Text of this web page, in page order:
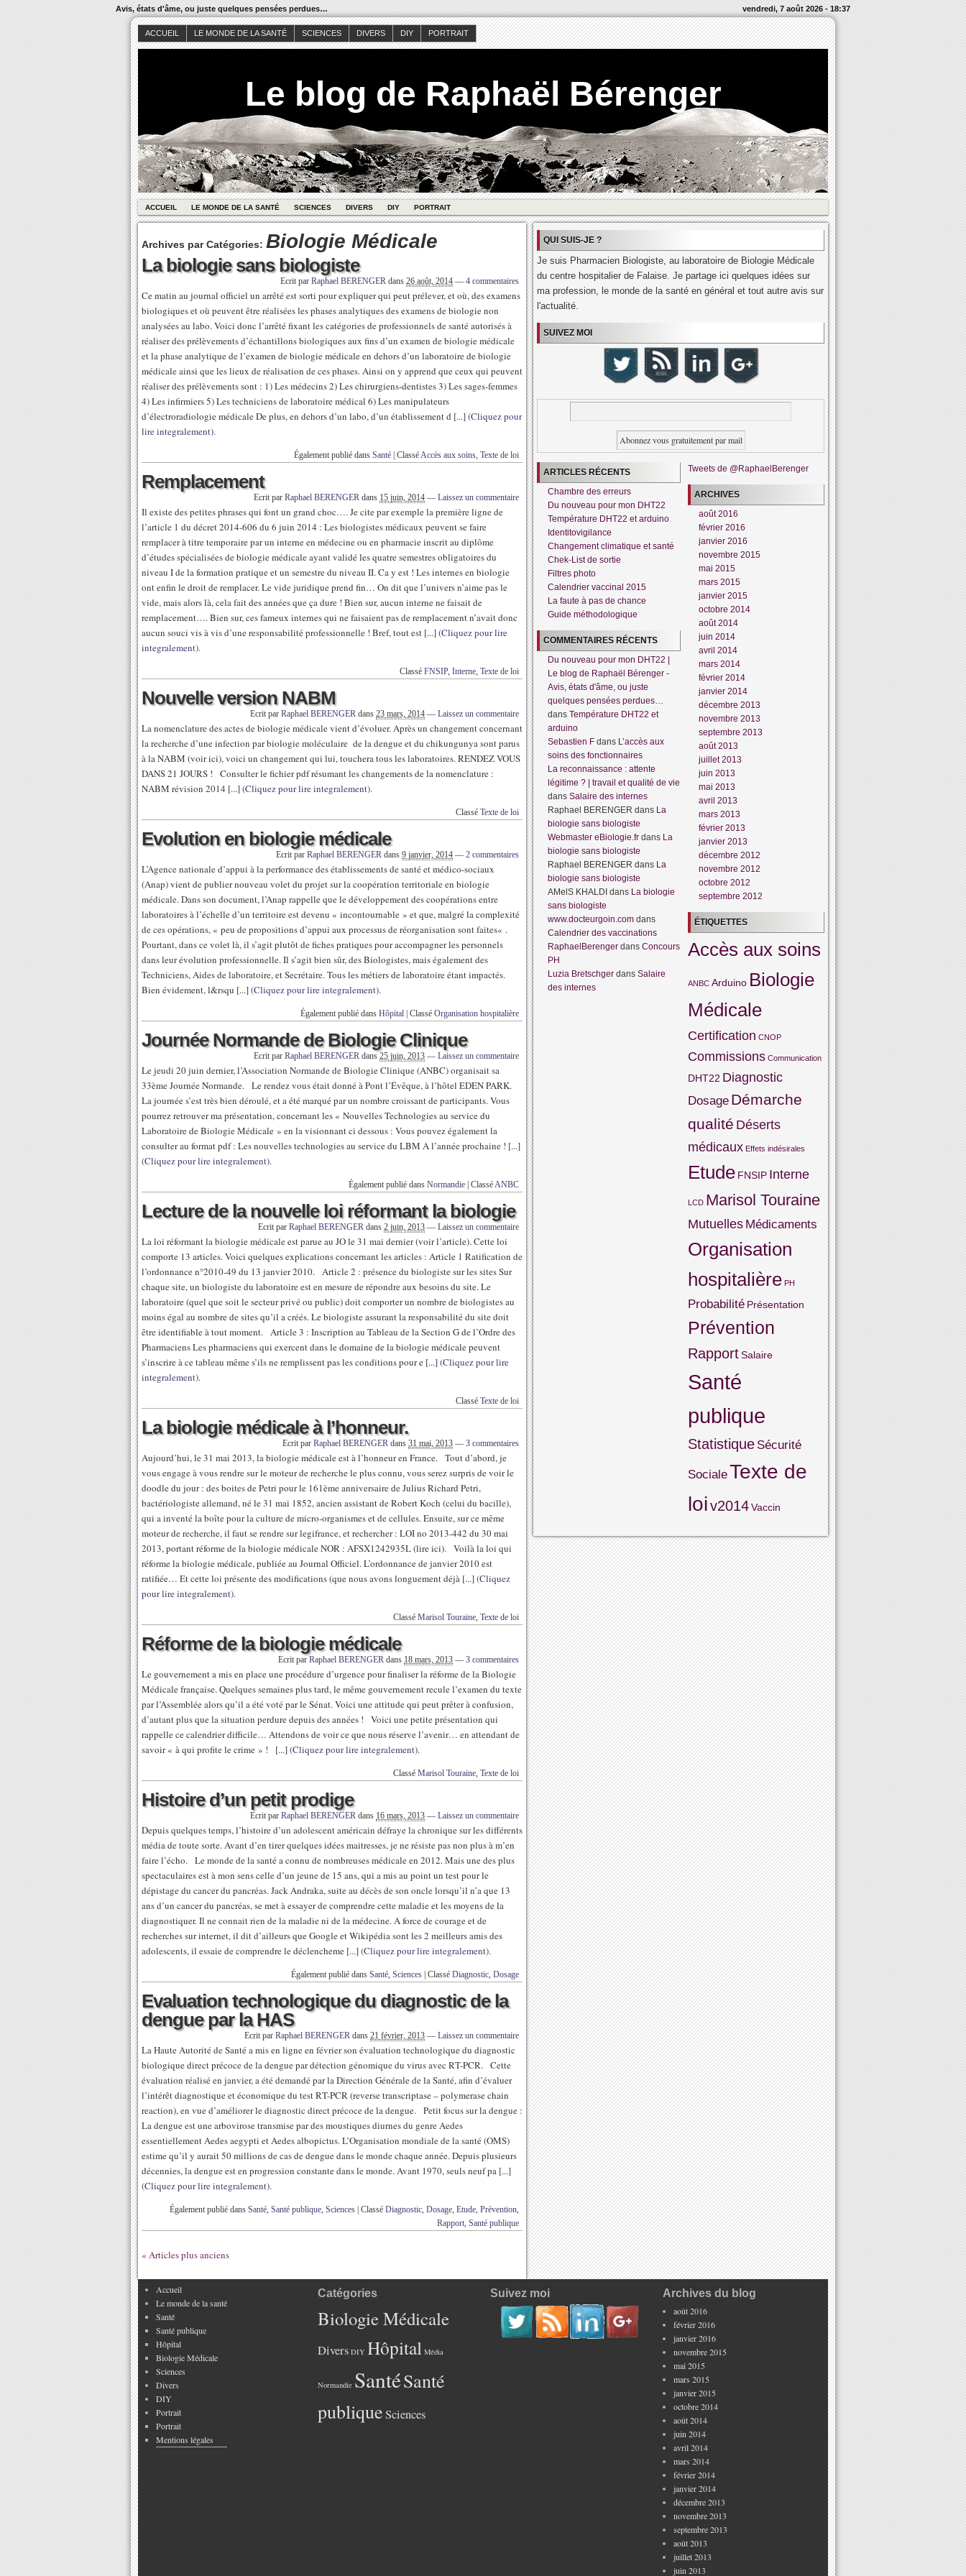
Avis, états d'âme, ou juste quelques pensées perdues… vendredi, 7 août 2026 - 18:37
ACCUEIL LE MONDE DE LA SANTÉ SCIENCES DIVERS DIY PORTRAIT
Le blog de Raphaël Bérenger
ACCUEIL LE MONDE DE LA SANTÉ SCIENCES DIVERS DIY PORTRAIT
Archives par Catégories: Biologie Médicale
La biologie sans biologiste
Ecrit par Raphael BERENGER dans 26 août, 2014 — 4 commentaires
Ce matin au journal officiel un arrêté est sorti pour expliquer qui peut prélever, et où, des examens
biologiques et où peuvent être réalisées les phases analytiques des examens de biologie non
analysées au labo. Voici donc l’arrêté fixant les catégories de professionnels de santé autorisés à
réaliser des prélèvements d’échantillons biologiques aux fins d’un examen de biologie médicale
et la phase analytique de l’examen de biologie médicale en dehors d’un laboratoire de biologie
médicale ainsi que les lieux de réalisation de ces phases. Ainsi on y apprend que ceux qui peuvent
réaliser des prélèvements sont : 1) Les médecins 2) Les chirurgiens-dentistes 3) Les sages-femmes
4) Les infirmiers 5) Les techniciens de laboratoire médical 6) Les manipulateurs
d’électroradiologie médicale De plus, en dehors d’un labo, d’un établissement d [...](Cliquez pour
lire integralement).
Également publié dans Santé ClasséAccès aux soins, Texte de loi
Remplacement
Ecrit par Raphael BERENGER dans 15 juin, 2014 — Laissez un commentaire
Il existe des petites phrases qui font un grand choc…. Je cite par exemple la première ligne de
l’article 1 du décret 2014-606 du 6 juin 2014 : Les biologistes médicaux peuvent se faire
remplacer à titre temporaire par un interne en médecine ou en pharmacie inscrit au diplôme
d’études spécialisées de biologie médicale ayant validé les quatre semestres obligatoires du
niveau I de la formation pratique et un semestre du niveau II. Ca y est ! Les internes en biologie
ont enfin le droit de remplacer. Le vide juridique prend fin… On dit que l’univers n’aime pas le
vide, mais alors là, cela fait des années que ça dure ! Bien sur, aucun interne ne faisait de
remplacement…. Bien sur, ces fameux internes qui ne faisaient pas de remplacement n’avait donc
aucun souci vis à vis d’une responsabilité professionnelle ! Bref, tout est [...](Cliquez pour lire
integralement).
Classé FNSIP, Interne, Texte de loi
Nouvelle version NABM
Ecrit par Raphael BERENGER dans 23 mars, 2014 — Laissez un commentaire
La nomenclature des actes de biologie médicale vient d’évoluer. Après un changement concernant
la recherche d’une infection par biologie moléculaire de la dengue et du chikungunya sont parus
à la NABM (voir ici), voici un changement qui lui, touchera tous les laboratoires. RENDEZ VOUS
DANS 21 JOURS ! Consulter le fichier pdf résumant les changements de la nomenclature :
NABM révision 2014 [...](Cliquez pour lire integralement).
Classé Texte de loi
Evolution en biologie médicale
Ecrit par Raphael BERENGER dans 9 janvier, 2014 — 2 commentaires
L’Agence nationale d’appui à la performance des établissements de santé et médico-sociaux
(Anap) vient de publier nouveau volet du projet sur la coopération territoriale en biologie
médicale. Dans son document, l’Anap rappelle que le développement des coopérations entre
laboratoires à l’échelle d’un territoire est devenu « incontournable » et que, malgré la complexité
de ces opérations, « peu de propositions d’appui aux processus de réorganisation sont faites« .
Pourtant, dans ce volet là, il s’agit plutôt de fiches pratiques pour accompagner les personnels
dans leur évolution professionnelle. Il s’agit bien sûr, des Biologistes, mais également des
Techniciens, Aides de laboratoire, et Secrétaire. Tous les métiers de laboratoire étant impactés.
Bien évidement, l&rsqu [...](Cliquez pour lire integralement).
Également publié dans Hôpital Classé Organisation hospitalière
Journée Normande de Biologie Clinique
Ecrit par Raphael BERENGER dans 25 juin, 2013 — Laissez un commentaire
Le jeudi 20 juin dernier, l’Association Normande de Biologie Clinique (ANBC) organisait sa
33ème Journée Normande. Le rendez vous était donné à Pont l’Évêque, à l’hôtel EDEN PARK.
La journée s’est très bien déroulé, et a été marqué par un nombre croissant de participants. Vous
pourrez retrouver ma présentation, concernant les « Nouvelles Technologies au service du
Laboratoire de Biologie Médicale » en la visionnant ci dessous : Vous pouvez également la
consulter au format pdf : Les nouvelles technologies au service du LBM A l’année prochaine ! [...]
(Cliquez pour lire integralement).
Également publié dans Normandie ClasséANBC
Lecture de la nouvelle loi réformant la biologie
Ecrit par Raphael BERENGER dans 2 juin, 2013 — Laissez un commentaire
La loi réformant la biologie médicale est parue au JO le 31 mai dernier (voir l’article). Cette loi
comporte 13 articles. Voici quelques explications concernant les articles : Article 1 Ratification de
l’ordonnance n°2010-49 du 13 janvier 2010. Article 2 : présence du biologiste sur les sites Sur
chaque site, un biologiste du laboratoire est en mesure de répondre aux besoins du site. Le
laboratoire (quel que soit le secteur privé ou public) doit comporter un nombre de biologistes au
moins égal au nombre de sites qu’il a créés. Le biologiste assurant la responsabilité du site doit
être identifiable à tout moment. Article 3 : Inscription au Tableau de la Section G de l’Ordre des
Pharmaciens Les pharmaciens qui exercent dans le domaine de la biologie médicale peuvent
s’inscrire à ce tableau même s’ils ne remplissent pas les conditions pour e [...](Cliquez pour lire
integralement).
Classé Texte de loi
La biologie médicale à l’honneur.
Ecrit par Raphael BERENGER dans 31 mai, 2013 — 3 commentaires
Aujourd’hui, le 31 mai 2013, la biologie médicale est à l’honneur en France. Tout d’abord, je
vous engage à vous rendre sur le moteur de recherche le plus connu, vous serez surpris de voir le
doodle du jour : des boites de Petri pour le 161ème anniversaire de Julius Richard Petri,
bactériologiste allemand, né le 31 mai 1852, ancien assistant de Robert Koch (celui du bacille),
qui a inventé la boîte pour la culture de micro-organismes et de cellules. Ensuite, sur ce même
moteur de recherche, il faut se rendre sur legifrance, et rechercher : LOI no 2013-442 du 30 mai
2013, portant réforme de la biologie médicale NOR : AFSX1242935L (lire ici). Voilà la loi qui
réforme la biologie médicale, publiée au Journal Officiel. L’ordonnance de janvier 2010 est
ratifiée… Et cette loi présente des modifications (que nous avons longuement déjà [...](Cliquez
pour lire integralement).
Classé Marisol Touraine, Texte de loi
Réforme de la biologie médicale
Ecrit par Raphael BERENGER dans 18 mars, 2013 — 3 commentaires
Le gouvernement a mis en place une procédure d’urgence pour finaliser la réforme de la Biologie
Médicale française. Quelques semaines plus tard, le même gouvernement recule l’examen du texte
par l’Assemblée alors qu’il a été voté par le Sénat. Voici une attitude qui peut prêter à confusion,
d’autant plus que la situation perdure depuis des années ! Voici une petite présentation qui
rappelle ce calendrier difficile… Attendons de voir ce que nous réserve l’avenir… en attendant de
savoir « à qui profite le crime » ! [...](Cliquez pour lire integralement).
Classé Marisol Touraine, Texte de loi
Histoire d’un petit prodige
Ecrit par Raphael BERENGER dans 16 mars, 2013 — Laissez un commentaire
Depuis quelques temps, l’histoire d’un adolescent américain défraye la chronique sur les différents
média de toute sorte. Avant d’en tirer quelques idées maitresses, je ne résiste pas non plus à m’en
faire l’écho. Le monde de la santé a connu de nombreuses médicale en 2012. Mais une des plus
spectaculaires est à mon sens celle d’un jeune de 15 ans, qui a mis au point un test pour le
dépistage du cancer du pancréas. Jack Andraka, suite au décès de son oncle lorsqu’il n’a que 13
ans d’un cancer du pancréas, se met à essayer de comprendre cette maladie et les moyens de la
diagnostiquer. Il ne connait rien de la maladie ni de la médecine. A force de courage et de
recherches sur internet, il dit d’ailleurs que Google et Wikipédia sont les 2 meilleurs amis des
adolescents, il essaie de comprendre le déclencheme [...](Cliquez pour lire integralement).
Également publié dans Santé, Sciences Classé Diagnostic, Dosage
Evaluation technologique du diagnostic de la
dengue par la HAS
Ecrit par Raphael BERENGER dans 21 février, 2013 — Laissez un commentaire
La Haute Autorité de Santé a mis en ligne en février son évaluation technologique du diagnostic
biologique direct précoce de la dengue par détection génomique du virus avec RT-PCR. Cette
évaluation réalisé en janvier, a été demandé par la Direction Générale de la Santé, afin d’évaluer
l’intérêt diagnostique et économique du test RT-PCR (reverse transcriptase – polymerase chain
reaction), en vue d’améliorer le diagnostic direct précoce de la dengue. Petit focus sur la dengue :
La dengue est une arbovirose transmise par des moustiques diurnes du genre Aedes
essentiellement Aedes aegypti et Aedes albopictus. L’Organisation mondiale de la santé (OMS)
estime qu’il y aurait 50 millions de cas de dengue dans le monde chaque année. Depuis plusieurs
décennies, la dengue est en progression constante dans le monde. Avant 1970, seuls neuf pa [...]
(Cliquez pour lire integralement).
Également publié dans Santé, Santé publique, Sciences Classé Diagnostic, Dosage, Etude, Prévention,
Rapport, Santé publique
« Articles plus anciens
QUI SUIS-JE ?
Je suis Pharmacien Biologiste, au laboratoire de Biologie Médicale
du centre hospitalier de Falaise. Je partage ici quelques idées sur
ma profession, le monde de la santé en général et tout autre avis sur
l'actualité.
SUIVEZ MOI
ARTICLES RÉCENTS
Chambre des erreurs
Du nouveau pour mon DHT22
Température DHT22 et arduino
Identitovigilance
Changement climatique et santé
Chek-List de sortie
Filtres photo
Calendrier vaccinal 2015
La faute à pas de chance
Guide méthodologique
COMMENTAIRES RÉCENTS
Du nouveau pour mon DHT22 |
Le blog de Raphaël Bérenger -
Avis, états d'âme, ou juste
quelques pensées perdues…
dans Température DHT22 et
arduino
Sebastien F dans L’accès aux
soins des fonctionnaires
La reconnaissance : attente
légitime ? | travail et qualité de vie
dans Salaire des internes
Raphael BERENGER dans La
biologie sans biologiste
Webmaster eBiologie.fr dans La
biologie sans biologiste
Raphael BERENGER dans La
biologie sans biologiste
AMelS KHALDI dans La biologie
sans biologiste
www.docteurgoin.com dans
Calendrier des vaccinations
RaphaelBerenger dans Concours
PH
Luzia Bretschger dans Salaire
des internes
Tweets de @RaphaelBerenger
ARCHIVES
août 2016
février 2016
janvier 2016
novembre 2015
mai 2015
mars 2015
janvier 2015
octobre 2014
août 2014
juin 2014
avril 2014
mars 2014
février 2014
janvier 2014
décembre 2013
novembre 2013
septembre 2013
août 2013
juillet 2013
juin 2013
mai 2013
avril 2013
mars 2013
février 2013
janvier 2013
décembre 2012
novembre 2012
octobre 2012
septembre 2012
ÉTIQUETTES
Accès aux soins
ANBC Arduino Biologie
Médicale
Certification CNOP
Commissions Communication
DHT22 Diagnostic
Dosage Démarche
qualité Déserts
médicaux Effets indésirales
Etude FNSIP Interne
LCD Marisol Touraine
Mutuelles Médicaments
Organisation
hospitalière PH
Probabilité Présentation
Prévention
RapportSalaire
Santé
publique
Statistique Sécurité
SocialeTexte de
loiv2014Vaccin
Accueil
Le monde de la santé
Santé
Santé publique
Hôpital
Biologie Médicale
Sciences
Divers
DIY
Portrait
Portrait
Mentions légales
Catégories
Biologie Médicale
Divers DIY Hôpital Média
Normandie SantéSanté
publiqueSciences
Suivez moi Archives du blog
août 2016
février 2016
janvier 2016
novembre 2015
mai 2015
mars 2015
janvier 2015
octobre 2014
août 2014
juin 2014
avril 2014
mars 2014
février 2014
janvier 2014
décembre 2013
novembre 2013
septembre 2013
août 2013
juillet 2013
juin 2013